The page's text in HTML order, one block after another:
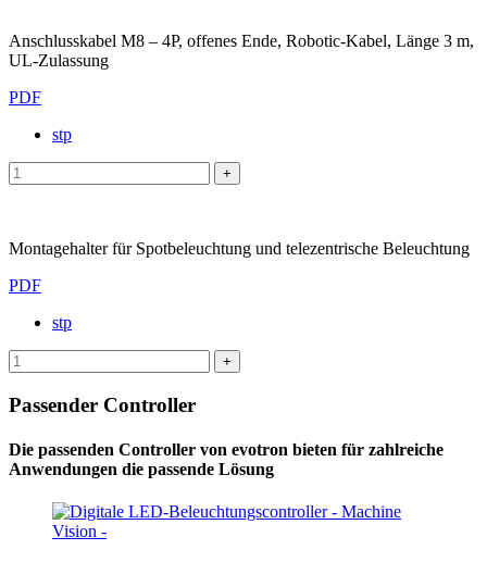
Anschlusskabel M8 – 4P, offenes Ende, Robotic-Kabel, Länge 3 m,
UL-Zulassung
PDF
stp
Montagehalter für Spotbeleuchtung und telezentrische Beleuchtung
PDF
stp
Passender Controller
Die passenden Controller von evotron bieten für zahlreiche
Anwendungen die passende Lösung